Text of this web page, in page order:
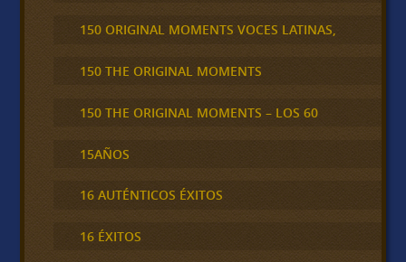
150 ORIGINAL MOMENTS VOCES LATINAS,
150 THE ORIGINAL MOMENTS
150 THE ORIGINAL MOMENTS – LOS 60
15AÑOS
16 AUTÉNTICOS ÉXITOS
16 ÉXITOS